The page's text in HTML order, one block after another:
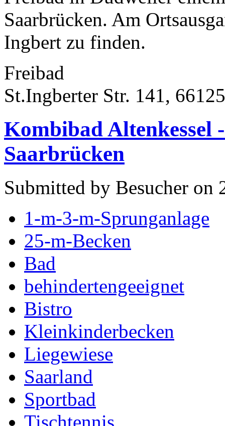
Saarbrücken. Am
Ingbert zu finden.
Freibad
St.Ingberter Str. 141,
Kombibad Altenkessel
Saarbrücken
Submitted by Besucher on
1-m-3-m-Sprunganlage
25-m-Becken
Bad
behindertengeeignet
Bistro
Kleinkinderbecken
Liegewiese
Saarland
Sportbad